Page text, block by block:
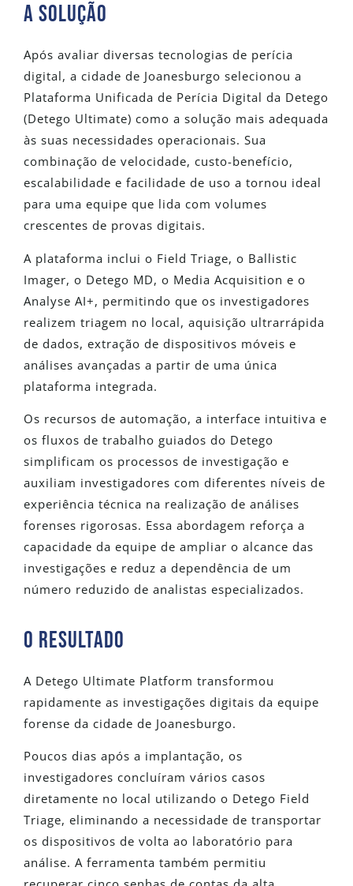
A SOLUÇÃO
Após avaliar diversas tecnologias de perícia
digital, a cidade de Joanesburgo selecionou a
Plataforma Unificada de Perícia Digital da Detego
(Detego Ultimate) como a solução mais adequada
às suas necessidades operacionais. Sua
combinação de velocidade, custo-benefício,
escalabilidade e facilidade de uso a tornou ideal
para uma equipe que lida com volumes
crescentes de provas digitais.
A plataforma inclui o Field Triage, o Ballistic
Imager, o Detego MD, o Media Acquisition e o
Analyse AI+, permitindo que os investigadores
realizem triagem no local, aquisição ultrarrápida
de dados, extração de dispositivos móveis e
análises avançadas a partir de uma única
plataforma integrada.
Os recursos de automação, a interface intuitiva e
os fluxos de trabalho guiados do Detego
simplificam os processos de investigação e
auxiliam investigadores com diferentes níveis de
experiência técnica na realização de análises
forenses rigorosas. Essa abordagem reforça a
capacidade da equipe de ampliar o alcance das
investigações e reduz a dependência de um
número reduzido de analistas especializados.
O RESULTADO
A Detego Ultimate Platform transformou
rapidamente as investigações digitais da equipe
forense da cidade de Joanesburgo.
Poucos dias após a implantação, os
investigadores concluíram vários casos
diretamente no local utilizando o Detego Field
Triage, eliminando a necessidade de transportar
os dispositivos de volta ao laboratório para
análise. A ferramenta também permitiu